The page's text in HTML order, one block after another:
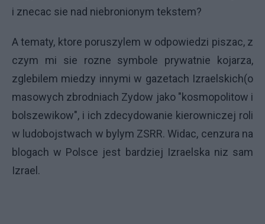
i znecac sie nad niebronionym tekstem?
A tematy, ktore poruszylem w odpowiedzi piszac, z
czym mi sie rozne symbole prywatnie kojarza,
zglebilem miedzy innymi w gazetach Izraelskich(o
masowych zbrodniach Zydow jako "kosmopolitow i
bolszewikow", i ich zdecydowanie kierowniczej roli
w ludobojstwach w bylym ZSRR. Widac, cenzura na
blogach w Polsce jest bardziej Izraelska niz sam
Izrael.